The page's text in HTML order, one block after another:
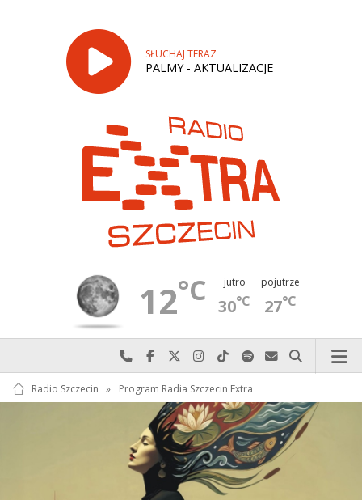
SŁUCHAJ TERAZ
PALMY - AKTUALIZACJE
12°C jutro
30°C
pojutrze
27°C
Najlepiej po prostu do nas zadzwoń
Odwiedź nas na Facebook-u
Odwiedź nas na X
Odwiedź nas na Instagram-ie
Odwiedź nas na TikTok-u
Szukaj nas na Spotify
Wyślij do nas
Szukaj
Radio Szczecin » Program Radia Szczecin Extra